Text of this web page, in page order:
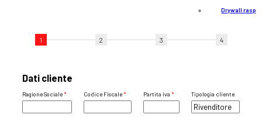
Drywall rasp
1 2 3 4
Dati cliente
Ragione Sociale Codice Fiscale Partita iva Tipologia cliente